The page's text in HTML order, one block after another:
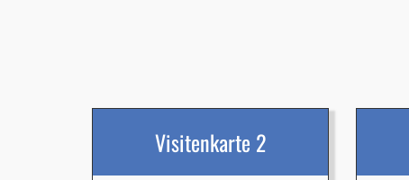
Visitenkarte 2